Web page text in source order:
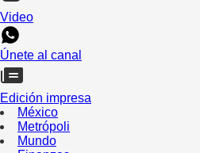
Video
Únete al canal
Edición impresa
México
Metrópoli
Mundo